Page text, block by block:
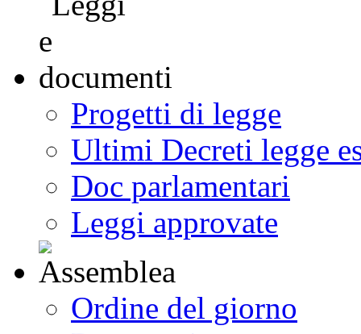
Progetti di legge
Ultimi Decreti legge
Doc parlamentari
Leggi approvate
Ordine del giorno